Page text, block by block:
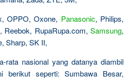
OPPO, Oxone, Panasonic, Philips,
Reebok, RupaRupa.com, Samsung,
Sharp, SK II,
rata nasional yang datanya diambil
berikut seperti: Sumbawa Besar,